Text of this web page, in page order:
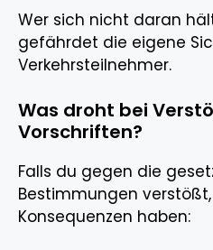
Wer sich nicht daran
gefährdet die eigene
Verkehrsteilnehmer.
Was droht bei
Vorschriften?
Falls du gegen die
Bestimmungen
Konsequenzen haben: